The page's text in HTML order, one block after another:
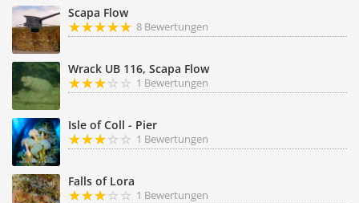
Scapa Flow
8 Bewertungen
Wrack UB 116, Scapa Flow
1 Bewertungen
Isle of Coll - Pier
1 Bewertungen
Falls of Lora
1 Bewertungen